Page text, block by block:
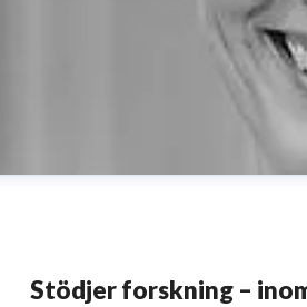
Stödjer forskning –